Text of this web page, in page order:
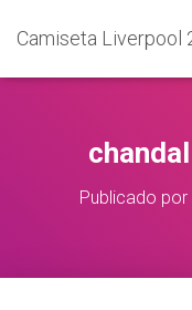
Camiseta Liverpool
Publicado por